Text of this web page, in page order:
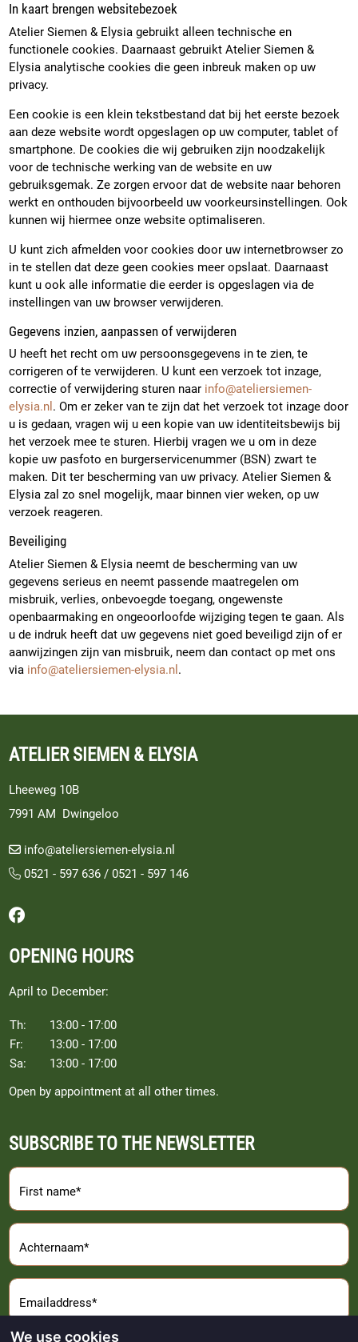
We use cookies
In kaart brengen websitebezoek
Atelier Siemen & Elysia gebruikt alleen technische en
functionele cookies. Daarnaast gebruikt Atelier Siemen &
Elysia analytische cookies die geen inbreuk maken op uw
privacy.
Een cookie is een klein tekstbestand dat bij het eerste bezoek
aan deze website wordt opgeslagen op uw computer, tablet of
smartphone. De cookies die wij gebruiken zijn noodzakelijk
voor de technische werking van de website en uw
gebruiksgemak. Ze zorgen ervoor dat de website naar behoren
werkt en onthouden bijvoorbeeld uw voorkeursinstellingen. Ook
kunnen wij hiermee onze website optimaliseren.
U kunt zich afmelden voor cookies door uw internetbrowser zo
in te stellen dat deze geen cookies meer opslaat. Daarnaast
kunt u ook alle informatie die eerder is opgeslagen via de
instellingen van uw browser verwijderen.
Gegevens inzien, aanpassen of verwijderen
U heeft het recht om uw persoonsgegevens in te zien, te
corrigeren of te verwijderen. U kunt een verzoek tot inzage,
correctie of verwijdering sturen naar info@ateliersiemen-
elysia.nl . Om er zeker van te zijn dat het verzoek tot inzage door
u is gedaan, vragen wij u een kopie van uw identiteitsbewijs bij
het verzoek mee te sturen. Hierbij vragen we u om in deze
kopie uw pasfoto en burgerservicenummer (BSN) zwart te
maken. Dit ter bescherming van uw privacy. Atelier Siemen &
Elysia zal zo snel mogelijk, maar binnen vier weken, op uw
verzoek reageren.
Beveiliging
Atelier Siemen & Elysia neemt de bescherming van uw
gegevens serieus en neemt passende maatregelen om
misbruik, verlies, onbevoegde toegang, ongewenste
openbaarmaking en ongeoorloofde wijziging tegen te gaan. Als
u de indruk heeft dat uw gegevens niet goed beveiligd zijn of er
aanwijzingen zijn van misbruik, neem dan contact op met ons
via info@ateliersiemen-elysia.nl .
ATELIER SIEMEN & ELYSIA
Lheeweg 10B
7991 AM Dwingeloo
info@ateliersiemen-elysia.nl
0521 - 597 636 /0521 - 597 146
Follow us on Facebook
OPENING HOURS
April to December:
Th:
13:00 - 17:00
Fr:
13:00 - 17:00
Sa:
13:00 - 17:00
Open by appointment at all other times.
SUBSCRIBE TO THE NEWSLETTER
First name*
Achternaam*
Emailaddress*